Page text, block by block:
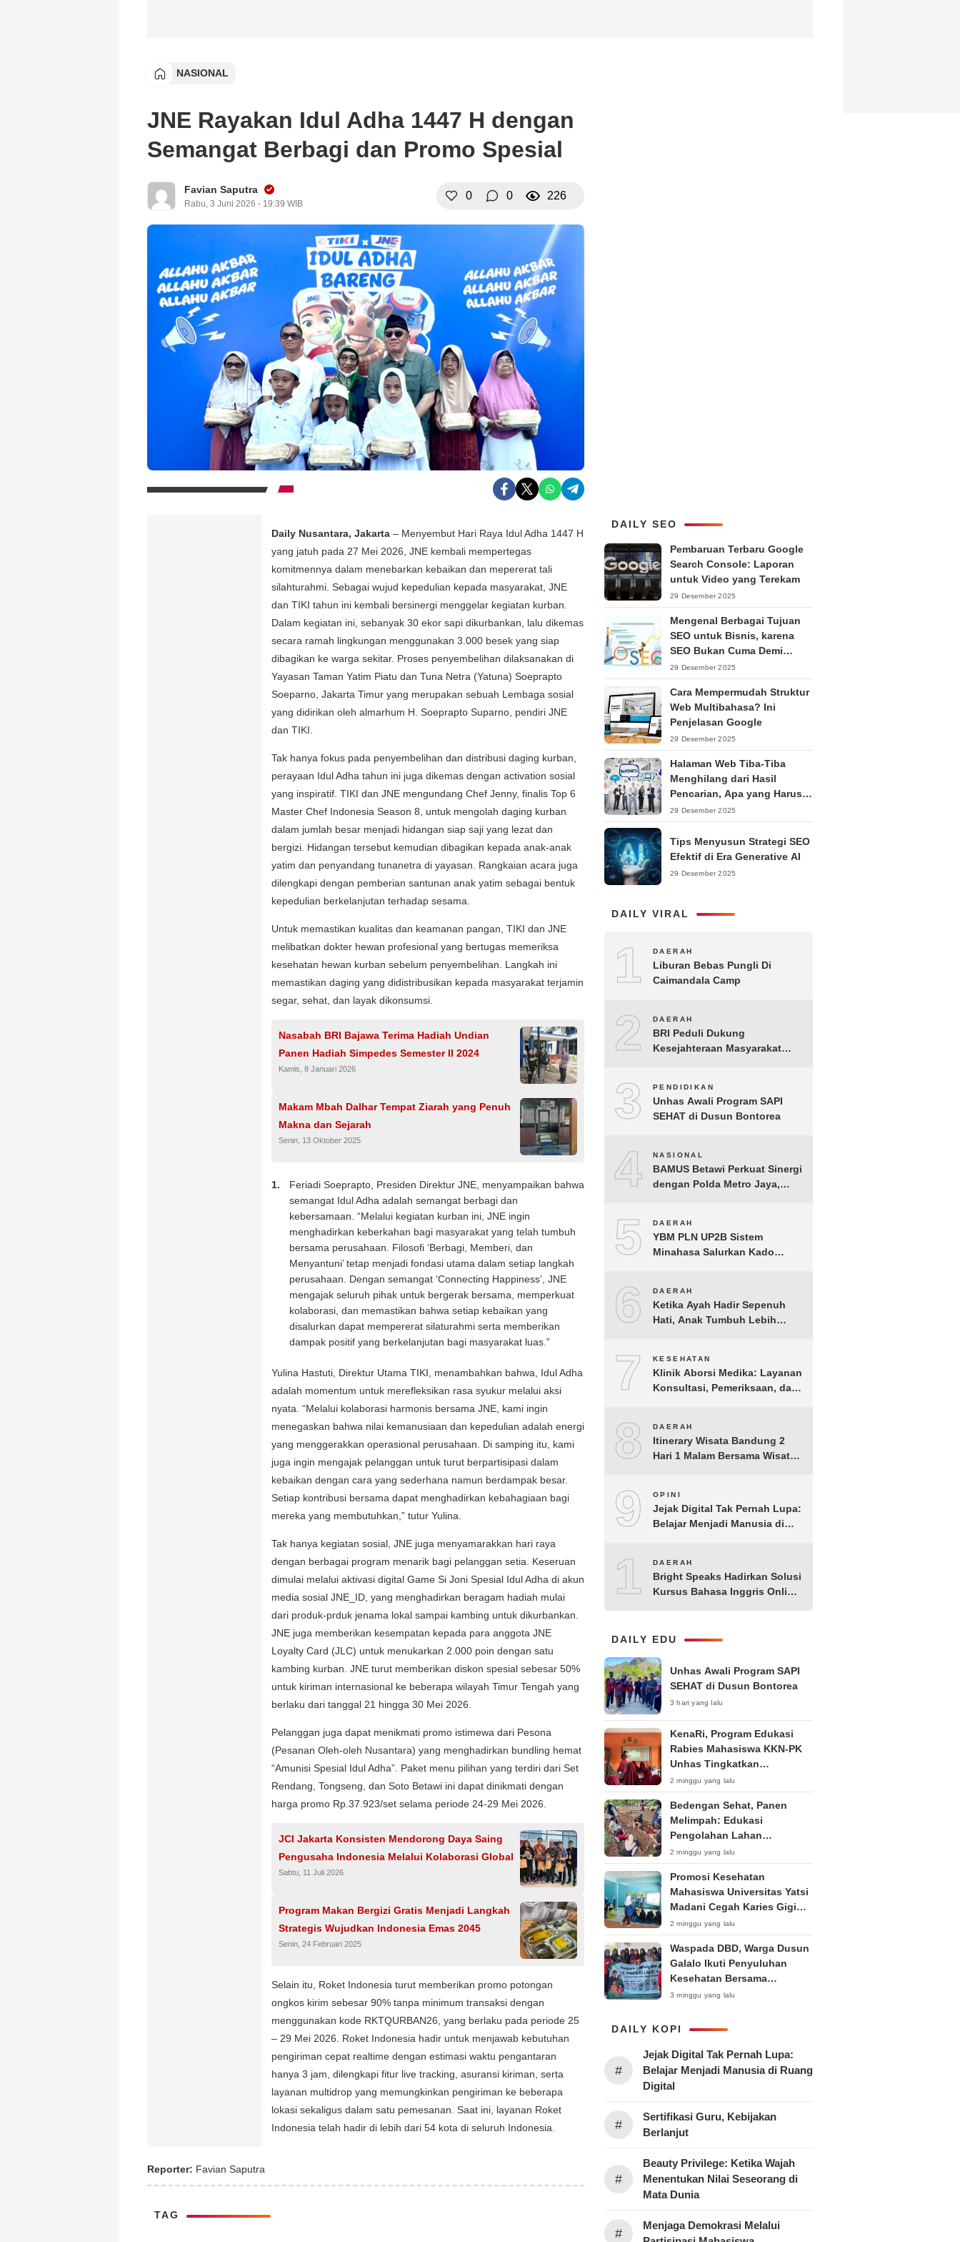
NASIONAL
JNE Rayakan Idul Adha 1447 H dengan
Semangat Berbagi dan Promo Spesial
Favian Saputra
Rabu, 3 Juni 2026 - 19:39 WIB
0 0 226
Daily Nusantara, Jakarta – Menyembut Hari Raya Idul Adha 1447 H
yang jatuh pada 27 Mei 2026, JNE kembali mempertegas
komitmennya dalam menebarkan kebaikan dan mepererat tali
silahturahmi. Sebagai wujud kepedulian kepada masyarakat, JNE
dan TIKI tahun ini kembali bersinergi menggelar kegiatan kurban.
Dalam kegiatan ini, sebanyak 30 ekor sapi dikurbankan, lalu dikemas
secara ramah lingkungan menggunakan 3.000 besek yang siap
dibagikan ke warga sekitar. Proses penyembelihan dilaksanakan di
Yayasan Taman Yatim Piatu dan Tuna Netra (Yatuna) Soeprapto
Soeparno, Jakarta Timur yang merupakan sebuah Lembaga sosial
yang didirikan oleh almarhum H. Soeprapto Suparno, pendiri JNE
dan TIKI.
Tak hanya fokus pada penyembelihan dan distribusi daging kurban,
perayaan Idul Adha tahun ini juga dikemas dengan activation sosial
yang inspiratif. TIKI dan JNE mengundang Chef Jenny, finalis Top 6
Master Chef Indonesia Season 8, untuk mengolah daging kurban
dalam jumlah besar menjadi hidangan siap saji yang lezat dan
bergizi. Hidangan tersebut kemudian dibagikan kepada anak-anak
yatim dan penyandang tunanetra di yayasan. Rangkaian acara juga
dilengkapi dengan pemberian santunan anak yatim sebagai bentuk
kepedulian berkelanjutan terhadap sesama.
Untuk memastikan kualitas dan keamanan pangan, TIKI dan JNE
melibatkan dokter hewan profesional yang bertugas memeriksa
kesehatan hewan kurban sebelum penyembelihan. Langkah ini
memastikan daging yang didistribusikan kepada masyarakat terjamin
segar, sehat, dan layak dikonsumsi.
Nasabah BRI Bajawa Terima Hadiah Undian
Panen Hadiah Simpedes Semester II 2024
Kamis, 8 Januari 2026
Makam Mbah Dalhar Tempat Ziarah yang Penuh
Makna dan Sejarah
Senin, 13 Oktober 2025
Feriadi Soeprapto, Presiden Direktur JNE, menyampaikan bahwa
semangat Idul Adha adalah semangat berbagi dan
kebersamaan. “Melalui kegiatan kurban ini, JNE ingin
menghadirkan keberkahan bagi masyarakat yang telah tumbuh
bersama perusahaan. Filosofi ‘Berbagi, Memberi, dan
Menyantuni’ tetap menjadi fondasi utama dalam setiap langkah
perusahaan. Dengan semangat ‘Connecting Happiness’, JNE
mengajak seluruh pihak untuk bergerak bersama, memperkuat
kolaborasi, dan memastikan bahwa setiap kebaikan yang
disalurkan dapat mempererat silaturahmi serta memberikan
dampak positif yang berkelanjutan bagi masyarakat luas.”
Yulina Hastuti, Direktur Utama TIKI, menambahkan bahwa, Idul Adha
adalah momentum untuk merefleksikan rasa syukur melalui aksi
nyata. “Melalui kolaborasi harmonis bersama JNE, kami ingin
menegaskan bahwa nilai kemanusiaan dan kepedulian adalah energi
yang menggerakkan operasional perusahaan. Di samping itu, kami
juga ingin mengajak pelanggan untuk turut berpartisipasi dalam
kebaikan dengan cara yang sederhana namun berdampak besar.
Setiap kontribusi bersama dapat menghadirkan kebahagiaan bagi
mereka yang membutuhkan,” tutur Yulina.
Tak hanya kegiatan sosial, JNE juga menyamarakkan hari raya
dengan berbagai program menarik bagi pelanggan setia. Keseruan
dimulai melalui aktivasi digital Game Si Joni Spesial Idul Adha di akun
media sosial JNE_ID, yang menghadirkan beragam hadiah mulai
dari produk-prduk jenama lokal sampai kambing untuk dikurbankan.
JNE juga memberikan kesempatan kepada para anggota JNE
Loyalty Card (JLC) untuk menukarkan 2.000 poin dengan satu
kambing kurban. JNE turut memberikan diskon spesial sebesar 50%
untuk kiriman internasional ke beberapa wilayah Timur Tengah yang
berlaku dari tanggal 21 hingga 30 Mei 2026.
Pelanggan juga dapat menikmati promo istimewa dari Pesona
(Pesanan Oleh-oleh Nusantara) yang menghadirkan bundling hemat
“Amunisi Spesial Idul Adha”. Paket menu pilihan yang terdiri dari Set
Rendang, Tongseng, dan Soto Betawi ini dapat dinikmati dengan
harga promo Rp.37.923/set selama periode 24-29 Mei 2026.
JCI Jakarta Konsisten Mendorong Daya Saing
Pengusaha Indonesia Melalui Kolaborasi Global
Sabtu, 11 Juli 2026
Program Makan Bergizi Gratis Menjadi Langkah
Strategis Wujudkan Indonesia Emas 2045
Senin, 24 Februari 2025
Selain itu, Roket Indonesia turut memberikan promo potongan
ongkos kirim sebesar 90% tanpa minimum transaksi dengan
menggunakan kode RKTQURBAN26, yang berlaku pada periode 25
– 29 Mei 2026. Roket Indonesia hadir untuk menjawab kebutuhan
pengiriman cepat realtime dengan estimasi waktu pengantaran
hanya 3 jam, dilengkapi fitur live tracking, asuransi kiriman, serta
layanan multidrop yang memungkinkan pengiriman ke beberapa
lokasi sekaligus dalam satu pemesanan. Saat ini, layanan Roket
Indonesia telah hadir di lebih dari 54 kota di seluruh Indonesia.
Reporter: Favian Saputra
TAG
DAILY SEO
Pembaruan Terbaru Google
Search Console: Laporan
untuk Video yang Terekam
29 Desember 2025
Mengenal Berbagai Tujuan
SEO untuk Bisnis, karena
SEO Bukan Cuma Demi
Ranking
29 Desember 2025
Cara Mempermudah Struktur
Web Multibahasa? Ini
Penjelasan Google
29 Desember 2025
Halaman Web Tiba-Tiba
Menghilang dari Hasil
Pencarian, Apa yang Harus
Dilakukan?
29 Desember 2025
Tips Menyusun Strategi SEO
Efektif di Era Generative AI
29 Desember 2025
DAILY VIRAL
1 DAERAH
Liburan Bebas Pungli Di
Caimandala Camp
2 DAERAH
BRI Peduli Dukung
Kesejahteraan Masyarakat
3 PENDIDIKAN
Unhas Awali Program SAPI
SEHAT di Dusun Bontorea
4 NASIONAL
BAMUS Betawi Perkuat Sinergi
dengan Polda Metro Jaya,
Kondusif Jelang HUT ke-81
Republik Indonesia
5 DAERAH
YBM PLN UP2B Sistem
Minahasa Salurkan Kado
Tomohon
6 DAERAH
Ketika Ayah Hadir Sepenuh
Hati, Anak Tumbuh Lebih
7 KESEHATAN
Klinik Aborsi Medika: Layanan
Konsultasi, Pemeriksaan, dan
8 DAERAH
Itinerary Wisata Bandung 2
Hari 1 Malam Bersama Wisata
9 OPINI
Jejak Digital Tak Pernah Lupa:
Belajar Menjadi Manusia di
10DAERAH
Bright Speaks Hadirkan Solusi
Kursus Bahasa Inggris Online
Bicara
DAILY EDU
Unhas Awali Program SAPI
SEHAT di Dusun Bontorea
3 hari yang lalu
KenaRi, Program Edukasi
Rabies Mahasiswa KKN-PK
Unhas Tingkatkan
Kesadaran Siswa SD Negeri 4
Maccorawalie
2 minggu yang lalu
Bedengan Sehat, Panen
Melimpah: Edukasi
Pengolahan Lahan
Bedengan Organik bagi KWT
dan Ibu PKK RT 04 RW 01
Kelurahan Pakintelan
2 minggu yang lalu
Promosi Kesehatan
Mahasiswa Universitas Yatsi
Madani Cegah Karies Gigi
Anak
2 minggu yang lalu
Waspada DBD, Warga Dusun
Galalo Ikuti Penyuluhan
Kesehatan Bersama
Mahasiswa Pemberdayaan
Surabaya 2026
3 minggu yang lalu
DAILY KOPI
#
Jejak Digital Tak Pernah Lupa:
Belajar Menjadi Manusia di Ruang
Digital
#
Sertifikasi Guru, Kebijakan
Berlanjut
#
Beauty Privilege: Ketika Wajah
Menentukan Nilai Seseorang di
Mata Dunia
#
Menjaga Demokrasi Melalui